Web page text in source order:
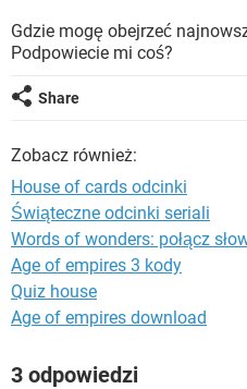
WINDOWS 10
SPOTIFY
INSTAGRAM
WINDOWS 10
Gdzie mogę obejrzeć
Podpowiecie mi coś?
Share
Zobacz również:
House of cards odcinki
Świąteczne odcinki seriali
Words of wonders: połącz
Age of empires 3 kody
Quiz house
Age of empires download
3 odpowiedzi